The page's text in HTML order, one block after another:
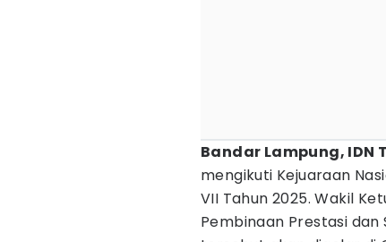
Bandar Lampung, IDN
mengikuti Kejuaraan
VII Tahun 2025. Wakil
Pembinaan Prestasi dan